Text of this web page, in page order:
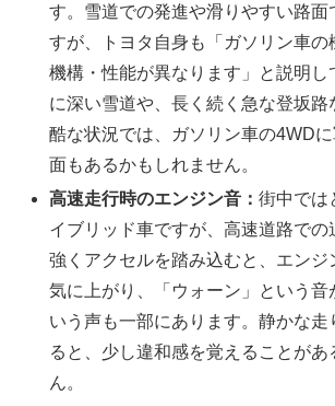
す。雪道での発進や滑りやすい路面
すが、トヨタ自身も「ガソリン車の
機構・性能が異なります」と説明し
に深い雪道や、長く続く急な登坂路
酷な状況では、ガソリン車の4WD
面もあるかもしれません。
高速走行時のエンジン音：街中では
イブリッド車ですが、高速道路での
強くアクセルを踏み込むと、エンジ
気に上がり、「ウォーン」という音
いう声も一部にあります。静かな走
ると、少し違和感を覚えることがあ
ん。